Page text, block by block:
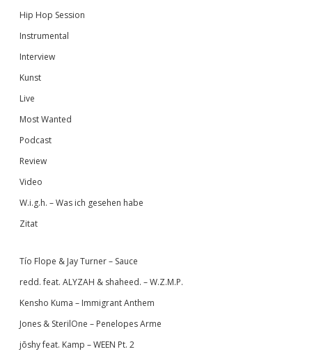
Hip Hop Session
Instrumental
Interview
Kunst
Live
Most Wanted
Podcast
Review
Video
W.i.g.h. – Was ich gesehen habe
Zitat
Tío Flope & Jay Turner – Sauce
redd. feat. ALYZAH & shaheed. – W.Z.M.P.
Kensho Kuma – Immigrant Anthem
Jones & SterilOne – Penelopes Arme
jōshy feat. Kamp – WEEN Pt. 2